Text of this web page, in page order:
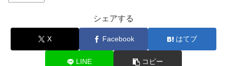
シェアする
X Facebook はてブ
LINE コピー